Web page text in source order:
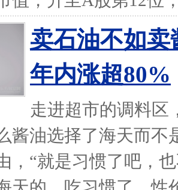
卖石油不如卖
年内涨超80%
走进超市的调料区
酱油选择了海天而
，“就是习惯了吧，